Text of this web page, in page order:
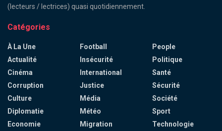
(lecteurs / lectrices) quasi quotidiennement.
Catégories
À La Une
Actualité
Cinéma
Corruption
Culture
Diplomatie
Economie
Football
Insécurité
International
Justice
Média
Météo
Migration
People
Politique
Santé
Sécurité
Société
Sport
Technologie